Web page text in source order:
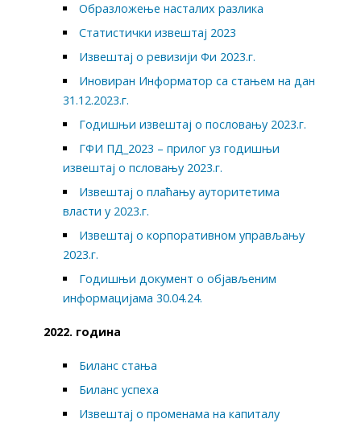
Образложење насталих разлика
Статистички извештај 2023
Извештај о ревизији Фи 2023.г.
Иновиран Информатор са стањем на дан
31.12.2023.г.
Годишњи извештај о пословању 2023.г.
ГФИ ПД_2023 – прилог уз годишњи
извештај о псловању 2023.г.
Извештај о плаћању ауторитетима
власти у 2023.г.
Извештај о корпоративном управљању
2023.г.
Годишњи документ о објављеним
информацијама 30.04.24.
2022. година
Биланс стања
Биланс успеха
Извештај о променама на капиталу